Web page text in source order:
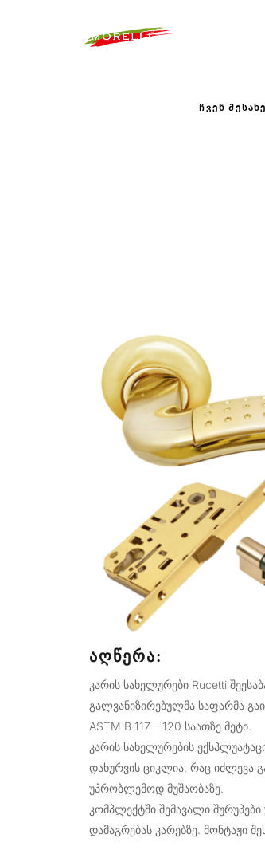
ᲩᲕᲔᲜ
ᲐᲦᲬᲔᲠᲐ:
კარის სახელურები Rucetti
გალვანიზირებულმა საფარმა
ASTM B 117 – 120 საათზე მეტი.
კარის სახელურების
დახურვის ციკლია, რაც იძლევა
უპრობლემოდ მუშაობაზე.
კომპლექტში შემავალი
დამაგრებას კარებზე. მონტაჟი